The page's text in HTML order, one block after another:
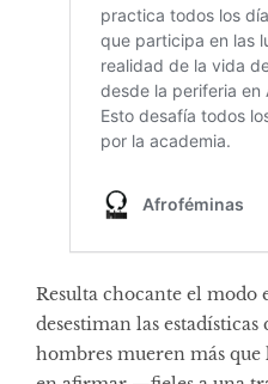
Resulta chocante el modo
desestiman las
hombres mueren más que